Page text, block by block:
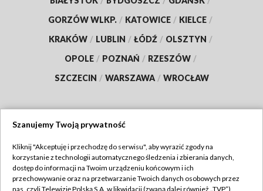
GORZÓW WLKP. / KATOWICE / KIELCE /
KRAKÓW / LUBLIN / ŁÓDŹ / OLSZTYN /
OPOLE / POZNAŃ / RZESZÓW /
SZCZECIN / WARSZAWA / WROCŁAW
TVP
Abonament TVP
Regulamin TVP
Szanujemy Twoją prywatność
Kliknij "Akceptuję i przechodzę do serwisu", aby wyrazić zgody na
korzystanie z technologii automatycznego śledzenia i zbierania danych,
dostęp do informacji na Twoim urządzeniu końcowym i ich
przechowywanie oraz na przetwarzanie Twoich danych osobowych przez
nas, czyli Telewizję Polską S.A. w likwidacji (zwaną dalej również „TVP”),